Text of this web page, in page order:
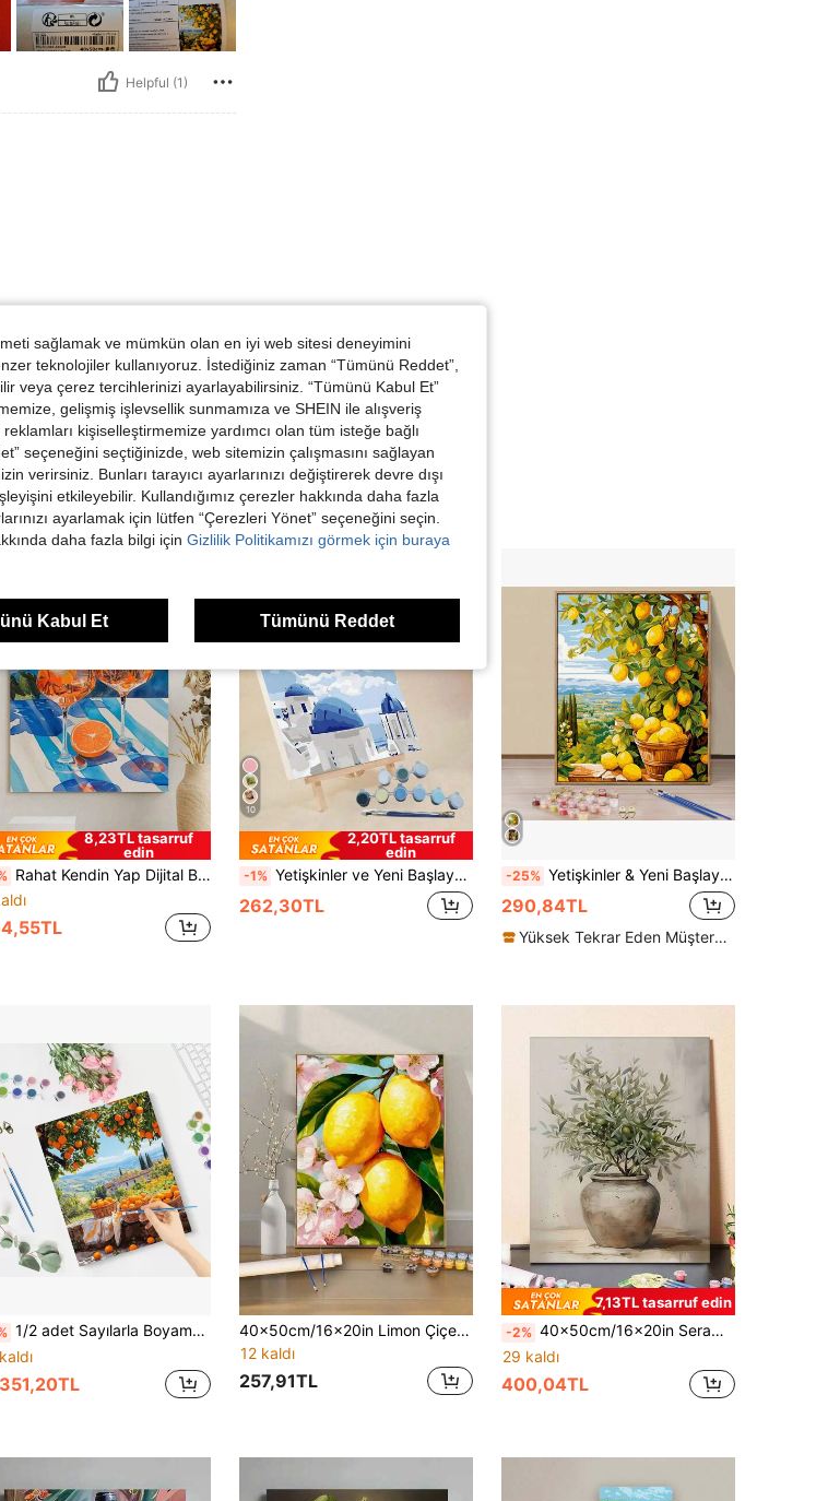
Helpful (1)
8,23TL tasarruf
edin
Rahat Kendin Yap Dijital Boyama: Yaratıcı Hayatınızı Canlandırın, Rengarenk Bir Dünya Tasarlayın. Kendin Yap Dijital Boyama, Sanat Yolculuğunuza Başlayın. Yaratıcılık ve Eğlencenin Mükemmel Birleşimi, Etkileşim, Paylaşımlı Çiftler ve Kişisel Rahatlama İçin Mükemmel Bir Seçim. Sanatsal Hayallerinizi Gerçekleştirmek İçin Yüksek Kaliteli Tuval, İnce Doku. Boya Canlı, Uzun Ömürlü, Kokusuz ve Güvenilir.
10
2,20TL tasarruf
edin
-1% Yetişkinler ve Yeni Başlayanlar İçin 1 Adet Sayılarla Boyama Seti, Akdeniz Manzarası, 20 Gx20 U veya 30 Gx30 U Tuval Resimleri, 2 Adet Boya Fırçasıyla Çizim Boyama, Akrilik Pigment Çiçekler ve Manzaralar, Kendin Yap Boyama, Ev Duvar Dekoru Noel Tatil Hediye Verme
262,30TL
-25% Yetişkinler & Yeni Başlayanlar İçin Dijital Yağlı Boya Seti, 40x50cm/16x20 İnç Tuval, Çerçevesiz, Kolay Akrilik Boyama Malzemeleri (Fırçalar & Boyalar Dahil), Ev Dekorasyonu İçin Uygun, Doğum Günü, Anneler Günü, Babalar Günü, Noel İçin İdeal Hediye
290,84TL
Yüksek Tekrar Eden Müşteriler
1/2 adet Sayılarla Boyama Yetişkinler İçin Meyve Temalı Kendin Yap El Sanatları Seti Tuval Üzerine El Boyaması Resim Çizimi Sayılarla Boyama Kendin Yap Ev Dekorasyonu 40x50cm/16x20inch Çerçevesiz
351,20TL
40x50cm/16x20in Limon Çiçeği DIY Sayılarla Boyama El Sanatı Ev Dekoru Yetişkinler İçin Tatil Hediyesi
12 kaldı
257,91TL
7,13TL tasarruf edin
-2% 40x50cm/16x20in Seramik Saksıda Zeytin Ağacı DIY Sayılarla Boyama Kanvas Sanat El İşi Ev Dekoru Yetişkinler İçin Tatil Hediyesi
29 kaldı
400,04TL
sağlamak ve mümkün olan en iyi web sitesi deneyimini
teknolojiler kullanıyoruz. İstediğiniz zaman “Tümünü Reddet”,
veya çerez tercihlerinizi ayarlayabilirsiniz. “Tümünü Kabul Et”
gelişmiş işlevsellik sunmamıza ve SHEIN ile alışveriş
kişiselleştirmemize yardımcı olan tüm isteğe bağlı
seçeneğini seçtiğinizde, web sitemizin çalışmasını sağlayan
verirsiniz. Bunları tarayıcı ayarlarınızı değiştirerek devre dışı
etkileyebilir. Kullandığımız çerezler hakkında daha fazla
ayarlamak için lütfen “Çerezleri Yönet” seçeneğini seçin.
daha fazla bilgi için Gizlilik Politikamızı görmek için buraya
Kabul Et Tümünü Reddet